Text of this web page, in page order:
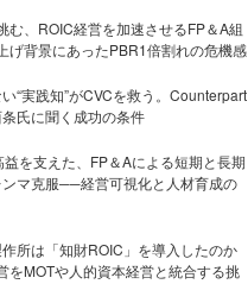
む、ROIC経営を加速させるFP＆A組
げ背景にあったPBR1倍割れの危機感
“実践知”がCVCを救う。Counterpart
氏に聞く成功の条件
益を支えた、FP＆Aによる短期と長期
マ克服──経営可視化と人材育成の
所は「知財ROIC」を導入したのか
をMOTや人的資本経営と統合する挑